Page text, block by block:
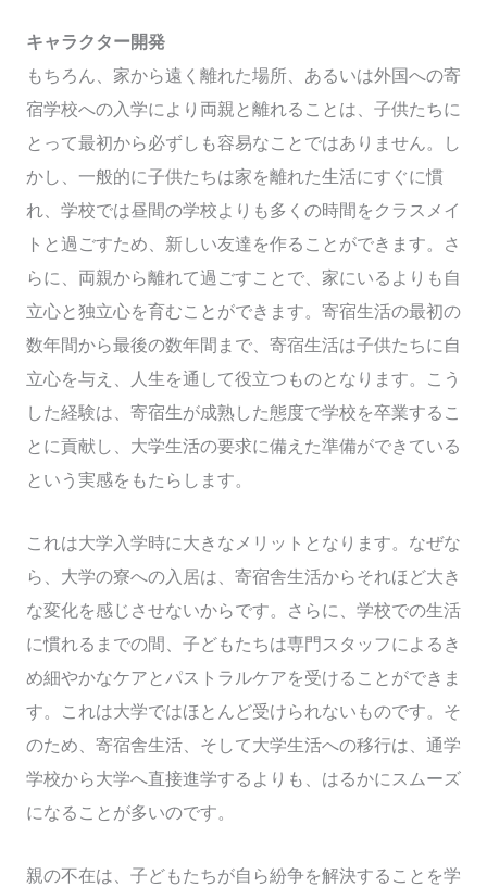
キャラクター開発
もちろん、家から遠く離れた場所、あるいは外国への寄
宿学校への入学により両親と離れることは、子供たちに
とって最初から必ずしも容易なことではありません。し
かし、一般的に子供たちは家を離れた生活にすぐに慣
れ、学校では昼間の学校よりも多くの時間をクラスメイ
トと過ごすため、新しい友達を作ることができます。さ
らに、両親から離れて過ごすことで、家にいるよりも自
立心と独立心を育むことができます。寄宿生活の最初の
数年間から最後の数年間まで、寄宿生活は子供たちに自
立心を与え、人生を通して役立つものとなります。こう
した経験は、寄宿生が成熟した態度で学校を卒業するこ
とに貢献し、大学生活の要求に備えた準備ができている
という実感をもたらします。
これは大学入学時に大きなメリットとなります。なぜな
ら、大学の寮への入居は、寄宿舎生活からそれほど大き
な変化を感じさせないからです。さらに、学校での生活
に慣れるまでの間、子どもたちは専門スタッフによるき
め細やかなケアとパストラルケアを受けることができま
す。これは大学ではほとんど受けられないものです。そ
のため、寄宿舎生活、そして大学生活への移行は、通学
学校から大学へ直接進学するよりも、はるかにスムーズ
になることが多いのです。
親の不在は、子どもたちが自ら紛争を解決することを学